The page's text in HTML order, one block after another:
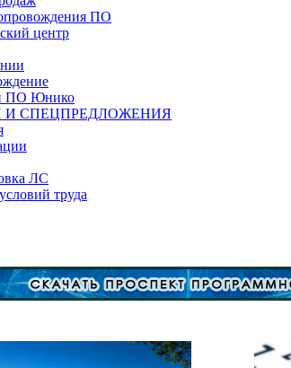
ПО
центр
ПО Юнико
И СПЕЦПРЕДЛОЖЕНИЯ
ЛС
труда